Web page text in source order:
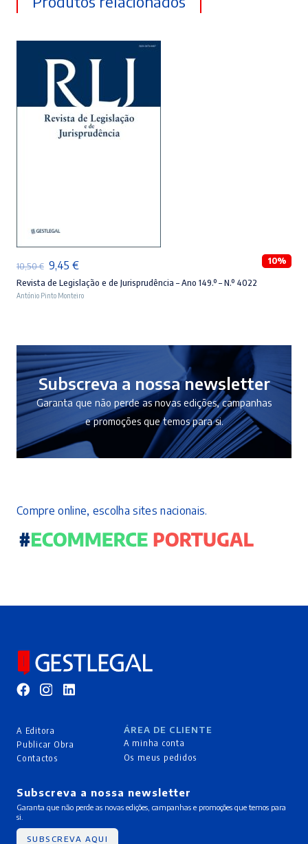
10,50€ O
preço
original
9,45 €O
preço
atual
10%
Revista de Legislação e de Jurisprudência – Ano 149.º – N.º 4022
António Pinto Monteiro
Subscreva a nossa newsletter
Garanta que não perde as novas edições, campanhas
e promoções que temos para si.
Compre online, escolha sites nacionais.
A Editora
Publicar Obra
Contactos
ÁREA DE CLIENTE
A minha conta
Os meus pedidos
Subscreva a nossa newsletter
Garanta que não perde as novas edições, campanhas e promoções que temos para
si.
SUBSCREVA AQUI